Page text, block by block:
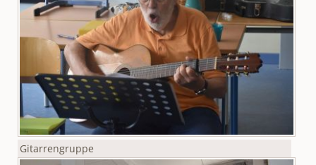
Gitarrengruppe